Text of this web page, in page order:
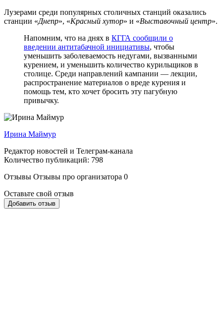
Лузерами среди популярных столичных станций оказались
станции «Днепр», «Красный хутор» и «Выставочный центр».
Напомним, что на днях в КГГА сообщили о
введении антитабачной инициативы, чтобы
уменьшить заболеваемость недугами, вызванными
курением, и уменьшить количество курильщиков в
столице. Среди направлений кампании — лекции,
распространение материалов о вреде курения и
помощь тем, кто хочет бросить эту пагубную
привычку.
Ирина Маймур
Редактор новостей и Телеграм-канала
Количество публикаций: 798
Отзывы Отзывы про организатора 0
Оставьте свой отзыв
Добавить отзыв